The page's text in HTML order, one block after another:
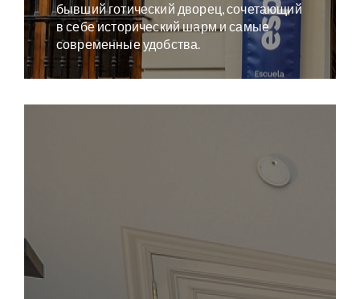
бывший готический дворец, сочетающий
в себе исторический шарм и самые
современные удобства.